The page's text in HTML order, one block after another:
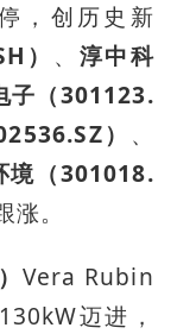
，创历史新
） 、 淳中科
子（301123.
） 、
境（301018.
涨。
Vera Rubin
迈进，